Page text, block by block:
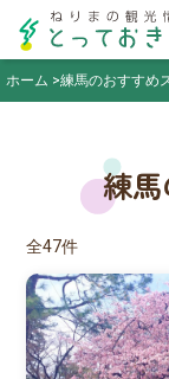
ホーム
練馬のおすすめ
練
全47件